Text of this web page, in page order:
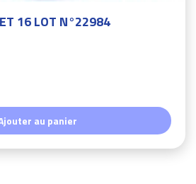
16 LOT N°22984
au panier